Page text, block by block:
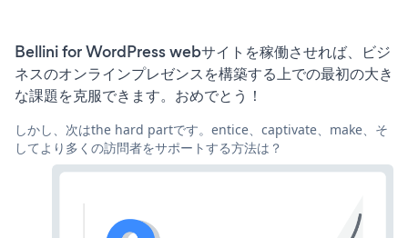
Bellini for WordPress webサイトを稼働させれば、ビジ
ネスのオンラインプレゼンスを構築する上での最初の大き
な課題を克服できます。おめでとう！
しかし、次はthe hard partです。entice、captivate、make、そ
してより多くの訪問者をサポートする方法は？